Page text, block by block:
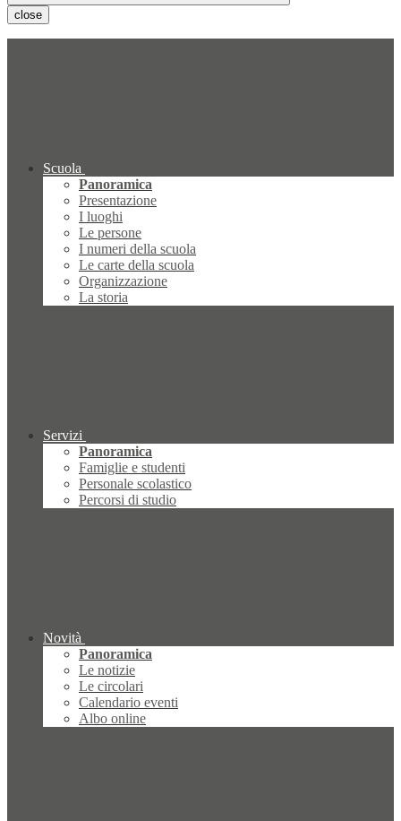
close
Scuola
Panoramica
Presentazione
I luoghi
Le persone
I numeri della scuola
Le carte della scuola
Organizzazione
La storia
Servizi
Panoramica
Famiglie e studenti
Personale scolastico
Percorsi di studio
Novità
Panoramica
Le notizie
Le circolari
Calendario eventi
Albo online